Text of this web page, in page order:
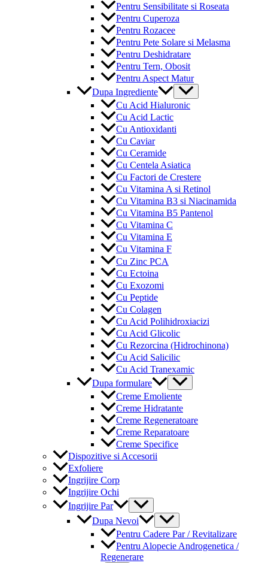
Pentru Sensibilitate si Roseata
Pentru Cuperoza
Pentru Rozacee
Pentru Pete Solare si Melasma
Pentru Deshidratare
Pentru Tern, Obosit
Pentru Aspect Matur
Dupa Ingrediente
Menu
Toggle
Cu Acid Hialuronic
Cu Acid Lactic
Cu Antioxidanti
Cu Caviar
Cu Ceramide
Cu Centela Asiatica
Cu Factori de Crestere
Cu Vitamina A si Retinol
Cu Vitamina B3 si Niacinamida
Cu Vitamina B5 Pantenol
Cu Vitamina C
Cu Vitamina E
Cu Vitamina F
Cu Zinc PCA
Cu Ectoina
Cu Exozomi
Cu Peptide
Cu Colagen
Cu Acid Polihidroxiacizi
Cu Acid Glicolic
Cu Rezorcina (Hidrochinona)
Cu Acid Salicilic
Cu Acid Tranexamic
Dupa formulare
Menu
Toggle
Creme Emoliente
Creme Hidratante
Creme Regeneratoare
Creme Reparatoare
Creme Specifice
Dispozitive si Accesorii
Exfoliere
Ingrijire Corp
Ingrijire Ochi
Ingrijire Par
Menu
Toggle
Dupa Nevoi
Menu
Toggle
Pentru Cadere Par / Revitalizare
Pentru Alopecie Androgenetica /
Regenerare